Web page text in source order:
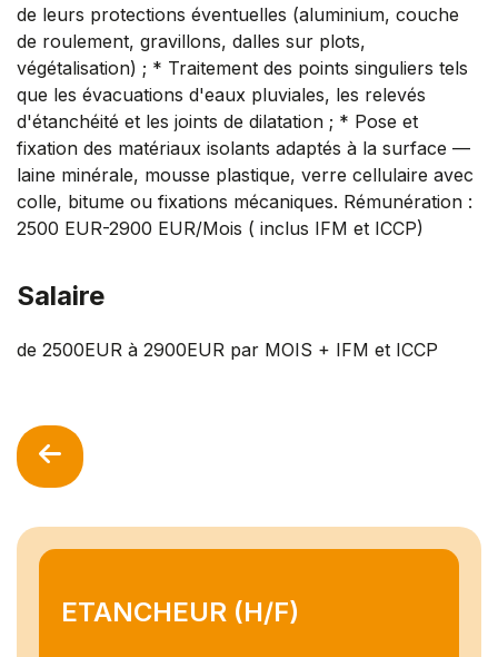
ETANCHEUR (H/F)
de leurs protections éventuelles (aluminium, couche
de roulement, gravillons, dalles sur plots,
végétalisation) ; * Traitement des points singuliers tels
que les évacuations d'eaux pluviales, les relevés
d'étanchéité et les joints de dilatation ; * Pose et
fixation des matériaux isolants adaptés à la surface —
laine minérale, mousse plastique, verre cellulaire avec
colle, bitume ou fixations mécaniques. Rémunération :
2500 EUR-2900 EUR/Mois ( inclus IFM et ICCP)
Salaire
de 2500EUR à 2900EUR par MOIS + IFM et ICCP